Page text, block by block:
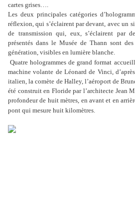
cartes grises….
Les deux principales catégories
réflexion, qui s’éclairent par devant, avec un
de transmission qui, eux, s’éclairent par
présentés dans le Musée de Thann sont
génération, visibles en lumière blanche.
Quatre hologrammes de grand format
machine volante de Léonard de Vinci,
italien, la comète de Halley, l’aéroport de
été construit en Floride par l’architecte Jean
profondeur de huit mètres, en avant et en
pont qui mesure huit kilomètres.